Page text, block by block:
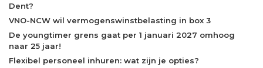
Dent?
VNO-NCW wil vermogenswinstbelasting in box 3
De youngtimer grens gaat per 1 januari 2027 omhoog
naar 25 jaar!
Flexibel personeel inhuren: wat zijn je opties?